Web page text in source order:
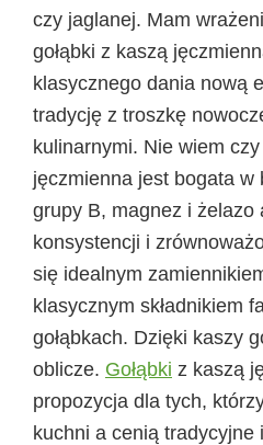
czy jaglanej. Mam
gołąbki z kaszą
klasycznego dania nową
tradycję z troszkę
kulinarnymi. Nie wiem
jęczmienna jest bogata w
grupy B, magnez i żelazo
konsystencji i
się idealnym
klasycznym składnikiem
gołąbkach. Dzięki kaszy
oblicze. Gołąbki z kaszą
propozycja dla tych,
kuchni a cenią tradycyjne